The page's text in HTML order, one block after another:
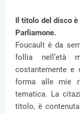
Il titolo del disco
Parliamone.
Foucault è da
follia nell’età
costantemente e
forma alle mie
tematica. La
titolo, è contenuta